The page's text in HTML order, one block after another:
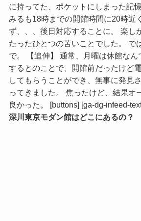
に持ってた、ポケットにしまった記
みるも18時までの開館時間に20時近
ず、、、後日対応することに。 楽し
たったひとつの苦いことでした。 で
で。 【追伸】 通常、月曜は休館な
するとのことで、開館前だったけど
してもらうことができ、無事に発見
ってきました。 焦ったけど、結果オ
良かった。 [buttons] [ga-dg-infeed-
深川東京モダン館はどこにあるの？